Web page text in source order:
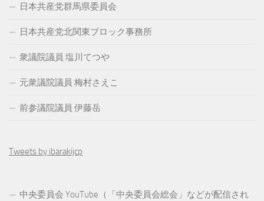
日本共産党群馬県委員会
日本共産党北関東ブロック事務所
衆議院議員 塩川てつや
元衆議院議員 梅村さえこ
前参議院議員 伊藤岳
Tweets by ibarakijcp
中央委員会 YouTube（「中央委員会総会」などが配信され